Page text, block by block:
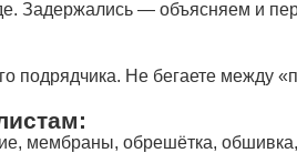
Задержались — объясняем и
подрядчика. Не бегаете между
мембраны, обрешётка,